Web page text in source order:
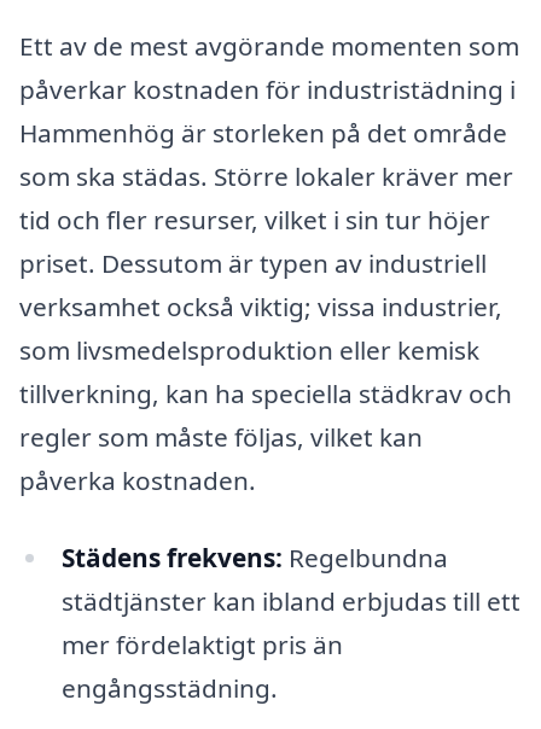
Ett av de mest avgörande momenten som
påverkar kostnaden för industristädning i
Hammenhög är storleken på det område
som ska städas. Större lokaler kräver mer
tid och fler resurser, vilket i sin tur höjer
priset. Dessutom är typen av industriell
verksamhet också viktig; vissa industrier,
som livsmedelsproduktion eller kemisk
tillverkning, kan ha speciella städkrav och
regler som måste följas, vilket kan
påverka kostnaden.
Städens frekvens: Regelbundna
städtjänster kan ibland erbjudas till ett
mer fördelaktigt pris än
engångsstädning.